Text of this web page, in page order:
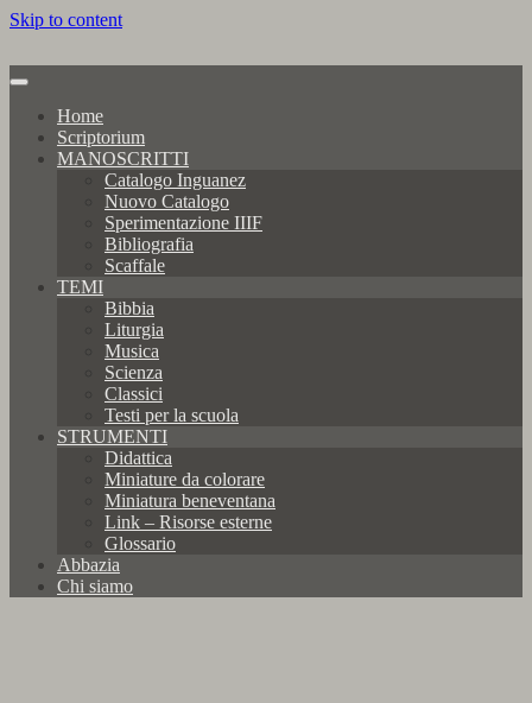
Skip to content
Home
Scriptorium
MANOSCRITTI
Catalogo Inguanez
Nuovo Catalogo
Sperimentazione IIIF
Bibliografia
Scaffale
TEMI
Bibbia
Liturgia
Musica
Scienza
Classici
Testi per la scuola
STRUMENTI
Didattica
Miniature da colorare
Miniatura beneventana
Link – Risorse esterne
Glossario
Abbazia
Chi siamo